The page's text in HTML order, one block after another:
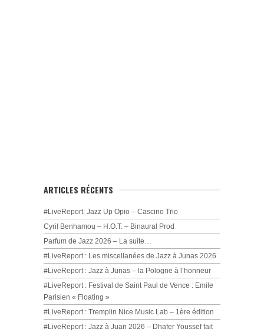
ARTICLES RÉCENTS
#LiveReport: Jazz Up Opio – Cascino Trio
Cyril Benhamou – H.O.T. – Binaural Prod
Parfum de Jazz 2026 – La suite…
#LiveReport : Les miscellanées de Jazz à Junas 2026
#LiveReport : Jazz à Junas – la Pologne à l’honneur
#LiveReport : Festival de Saint Paul de Vence : Emile
Parisien « Floating »
#LiveReport : Tremplin Nice Music Lab – 1ère édition
#LiveReport : Jazz à Juan 2026 – Dhafer Youssef fait